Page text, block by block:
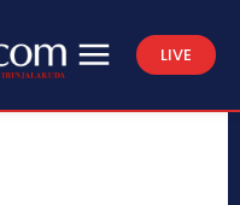
LIVE